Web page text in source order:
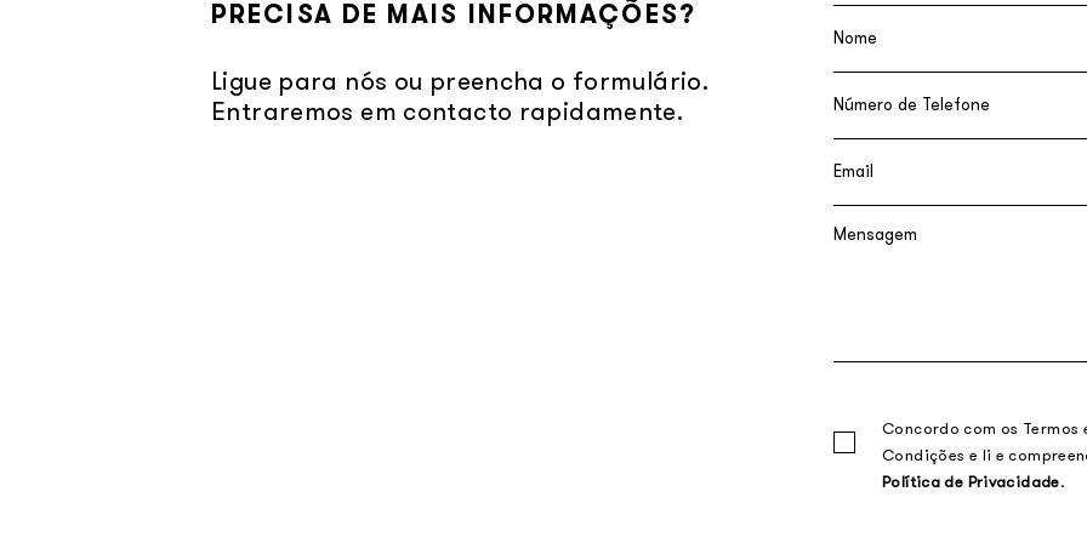
PRECISA DE MAIS INFORMAÇÕES?
Ligue para nós ou preencha o formulário.
Entraremos em contacto rapidamente.
Concordo com os Termos
Condições e li e
Política de Privacidade.